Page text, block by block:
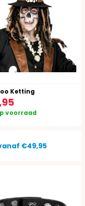
Ketting
voorraad
€49,95